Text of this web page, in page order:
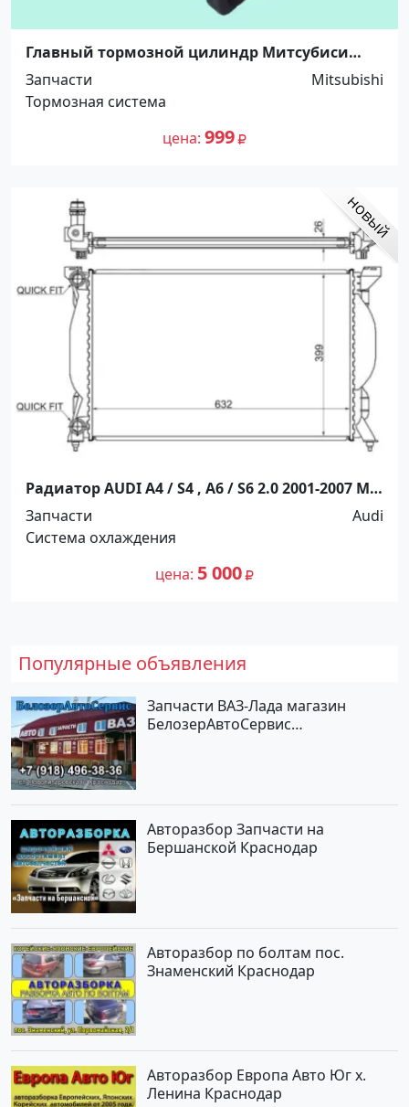
Главный тормозной цилиндр Митсубиси
Кантер, 1-1/8', YAMASIDA Краснодар
Запчасти
Mitsubishi
Тормозная система
цена 999
Радиатор AUDI A4 / S4 , A6 / S6 2.0 2001-2007 МТ
Краснодар
Запчасти
Audi
Система охлаждения
цена 5 000
Популярные объявления
Запчасти ВАЗ-Лада магазин
БелозерАвтоСервис
Авторазбор Запчасти на
Бершанской Краснодар
Авторазбор по болтам пос.
Знаменский Краснодар
Авторазбор Европа Авто Юг х.
Ленина Краснодар